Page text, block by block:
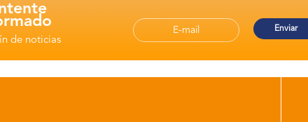
de noticias